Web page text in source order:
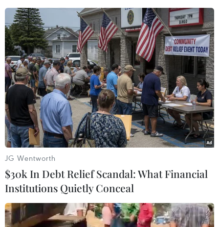
Thổ Nhĩ Kỳ tiến thêm một bước trong thủ
tục kết nạp Thụy Điển vào NATO
Ủy ban Đối ngoại Quốc hội Thổ Nhĩ Kỳ đồng ý với việc
Thụy Điển gia nhập NATO, nhưng vẫn phải chờ phiên
họp Quốc hội Thổ Nhĩ Kỳ thông qua thì Thụy Điển mới
“đặt một chân” vào tổ chức này.
JG Wentworth
$30k In Debt Relief Scandal: What Financial
Institutions Quietly Conceal